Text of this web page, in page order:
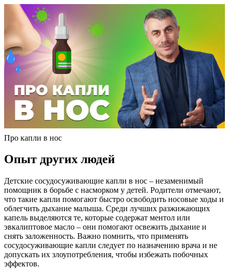
Про капли в нос
Опыт других людей
Детские сосудосуживающие капли в нос – незаменимый
помощник в борьбе с насморком у детей. Родители отмечают,
что такие капли помогают быстро освободить носовые ходы и
облегчить дыхание малыша. Среди лучших разжижающих
капель выделяются те, которые содержат ментол или
эвкалиптовое масло – они помогают освежить дыхание и
снять заложенность. Важно помнить, что применять
сосудосуживающие капли следует по назначению врача и не
допускать их злоупотребления, чтобы избежать побочных
эффектов.